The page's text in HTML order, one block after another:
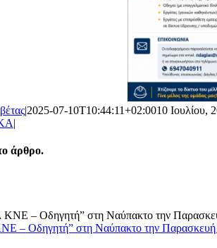
|2025-07-10T10:44:11+02:0010 Ιουλίου,
|
άρθρο.
– Οδηγητή” στη Ναύπακτο την